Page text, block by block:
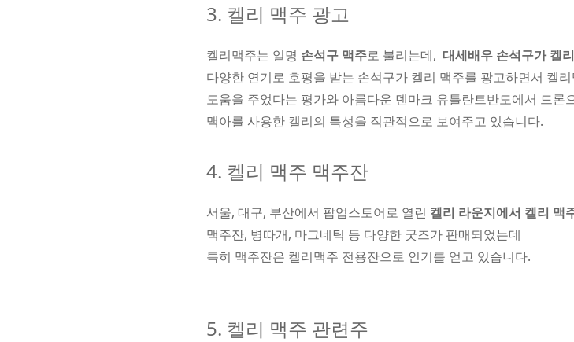
3. 켈리 맥주 광고
켈리맥주는 일명 손석구 맥주로 불리는데, 대세배우 손석구가 켈
다양한 연기로 호평을 받는 손석구가 켈리 맥주를 광고하면서 켈
도움을 주었다는 평가와 아름다운 덴마크 유틀란트반도에서 드론
맥아를 사용한 켈리의 특성을 직관적으로 보여주고 있습니다.
4. 켈리 맥주 맥주잔
서울, 대구, 부산에서 팝업스토어로 열린 켈리 라운지에서 켈리 맥
맥주잔, 병따개, 마그네틱 등 다양한 굿즈가 판매되었는데
특히 맥주잔은 켈리맥주 전용잔으로 인기를 얻고 있습니다.
5. 켈리 맥주 관련주